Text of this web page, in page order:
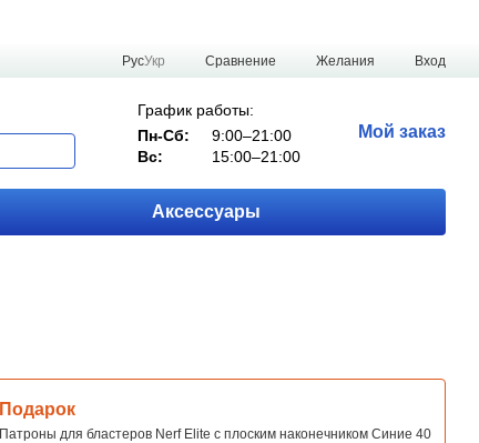
РусУкр Сравнение Желания Вход
График работы:
Пн-Сб:
9:00–21:00
Вс:
15:00–21:00
Мой заказ
Аксессуары
Подарок
Патроны для бластеров Nerf Elite с плоским наконечником Синие 40